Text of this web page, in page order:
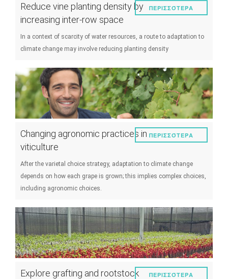
Reduce vine planting density by
increasing inter-row space
In a context of scarcity of water resources, a route to adaptation to
climate change may involve reducing planting density
ΠΕΡΙΣΣΌΤΕΡΑ
Changing agronomic practices in
viticulture
After the varietal choice strategy, adaptation to climate change
depends on how each grape is grown; this implies complex choices,
including agronomic choices.
ΠΕΡΙΣΣΌΤΕΡΑ
Explore grafting and rootstock
ΠΕΡΙΣΣΌΤΕΡΑ